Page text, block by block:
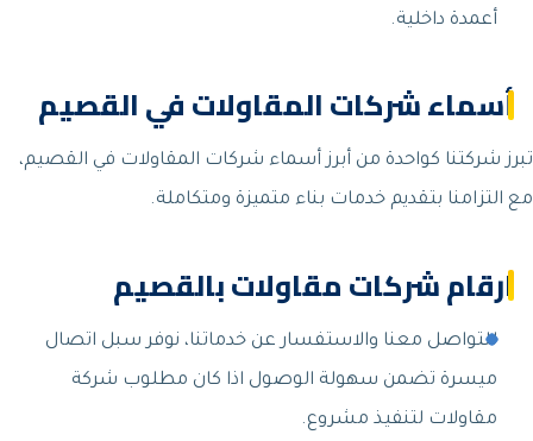
أعمدة داخلية.
أسماء شركات المقاولات في القصيم
تبرز شركتنا كواحدة من أبرز أسماء شركات المقاولات في القصيم،
مع التزامنا بتقديم خدمات بناء متميزة ومتكاملة.
ارقام شركات مقاولات بالقصيم
للتواصل معنا والاستفسار عن خدماتنا، نوفر سبل اتصال
ميسرة تضمن سهولة الوصول اذا كان مطلوب شركة
مقاولات لتنفيذ مشروع.